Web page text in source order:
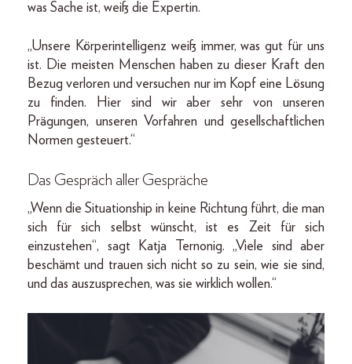
was Sache ist, weiß die Expertin.
„Unsere Körperintelligenz weiß immer, was gut für uns
ist. Die meisten Menschen haben zu dieser Kraft den
Bezug verloren und versuchen nur im Kopf eine Lösung
zu finden. Hier sind wir aber sehr von unseren
Prägungen, unseren Vorfahren und gesellschaftlichen
Normen gesteuert.“
Das Gespräch aller Gespräche
„Wenn die Situationship in keine Richtung führt, die man
sich für sich selbst wünscht, ist es Zeit für sich
einzustehen“, sagt Katja Ternonig. „Viele sind aber
beschämt und trauen sich nicht so zu sein, wie sie sind,
und das auszusprechen, was sie wirklich wollen.“